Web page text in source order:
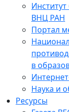
ВНЦ РАН
Портал
в
Наука и
Ресурсы